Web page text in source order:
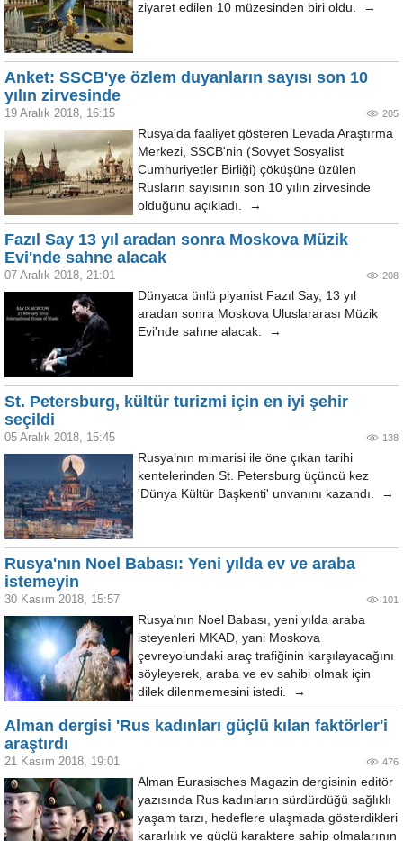
ziyaret edilen 10 müzesinden biri oldu. →
Anket: SSCB'ye özlem duyanların sayısı son 10
yılın zirvesinde
19 Aralık 2018, 16:15 205
Rusya'da faaliyet gösteren Levada Araştırma
Merkezi, SSCB'nin (Sovyet Sosyalist
Cumhuriyetler Birliği) çöküşüne üzülen
Rusların sayısının son 10 yılın zirvesinde
olduğunu açıkladı. →
Fazıl Say 13 yıl aradan sonra Moskova Müzik
Evi'nde sahne alacak
07 Aralık 2018, 21:01 208
Dünyaca ünlü piyanist Fazıl Say, 13 yıl
aradan sonra Moskova Uluslararası Müzik
Evi'nde sahne alacak. →
St. Petersburg, kültür turizmi için en iyi şehir
seçildi
05 Aralık 2018, 15:45 138
Rusya’nın mimarisi ile öne çıkan tarihi
kentelerinden St. Petersburg üçüncü kez
'Dünya Kültür Başkenti' unvanını kazandı. →
Rusya'nın Noel Babası: Yeni yılda ev ve araba
istemeyin
30 Kasım 2018, 15:57 101
Rusya'nın Noel Babası, yeni yılda araba
isteyenleri MKAD, yani Moskova
çevreyolundaki araç trafiğinin karşılayacağını
söyleyerek, araba ve ev sahibi olmak için
dilek dilenmemesini istedi. →
Alman dergisi 'Rus kadınları güçlü kılan faktörler'i
araştırdı
21 Kasım 2018, 19:01 476
Alman Eurasisches Mаgazin dergisinin editör
yazısında Rus kadınların sürdürdüğü sağlıklı
yaşam tarzı, hedeflere ulaşmada gösterdikleri
kararlılık ve güçlü karaktere sahip olmalarının